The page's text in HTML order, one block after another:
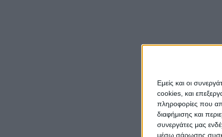
Εμείς και οι
cookies, και
πληροφορίες που
διαφήμισης και
συνεργάτες μας
μέσω σάρωσης